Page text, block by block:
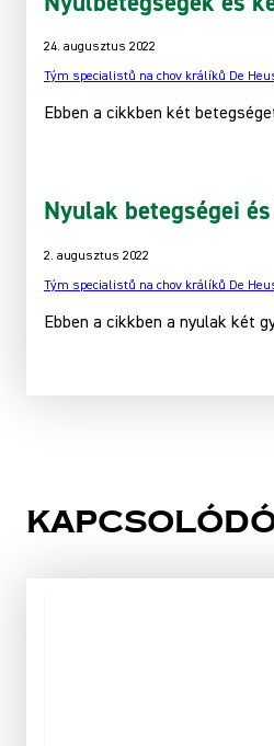
24. augusztus 2022
Tým specialistů na chov králíků De
Ebben a cikkben két
Nyulak betegségei
2. augusztus 2022
Tým specialistů na chov králíků De
Ebben a cikkben a nyulak két